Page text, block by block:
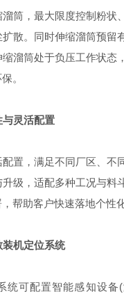
，最大限度控制粉状
散。同时伸缩溜筒预留
溜筒处于负压工作状态
。
与灵活配置
，满足不同厂区、不
级，适配多种工况与料
帮助客户快速落地个性
装机定位系统
可配置智能感知设备(